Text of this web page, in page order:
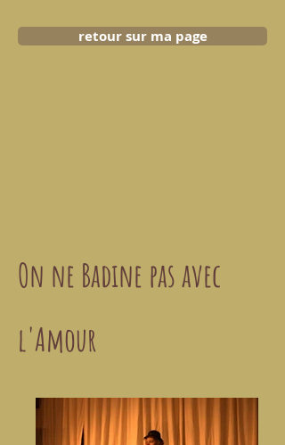
retour sur ma page
On ne Badine pas avec
l'Amour